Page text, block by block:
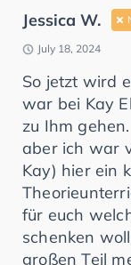
Jessica W.
July 18, 2024
So jetzt wird
war bei Kay
zu Ihm
aber ich war
Kay) hier ein
für euch
schenken
großen Teil